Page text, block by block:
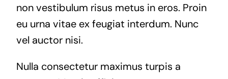
non vestibulum risus metus in eros. Proin
eu urna vitae ex feugiat interdum. Nunc
vel auctor nisi.
Nulla consectetur maximus turpis a